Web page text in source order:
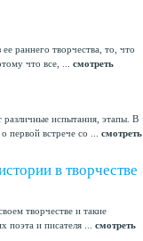
раннего творчества, то, что
что все, ... смотреть
испытания, этапы. В
первой встрече со ... смотреть
в творчестве
творчестве и такие
и писателя ... смотреть